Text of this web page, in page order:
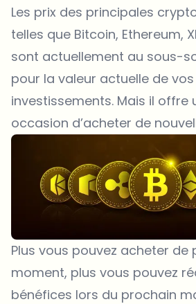
Les prix des principales
telles que Bitcoin, Ethereum,
sont actuellement au sous-
pour la valeur actuelle de vos
investissements. Mais il offre
occasion d’acheter de
Plus vous pouvez acheter de
moment, plus vous pouvez
bénéfices lors du prochain